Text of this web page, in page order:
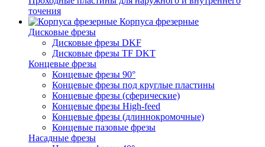
точения
Корпуса фрезерные
Дисковые фрезы
Дисковые фрезы DKF
Дисковые фрезы TF DKT
Концевые фрезы
Концевые фрезы 90°
Концевые фрезы под круглые пластины
Концевые фрезы (сферические)
Концевые фрезы High-feed
Концевые фрезы (длиннокромочные)
Концевые пазовые фрезы
Насадные фрезы